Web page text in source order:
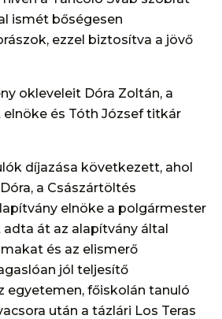
ismét bőségesen
ezzel biztosítva a jövő
okleveleit Dóra Zoltán, a
és Tóth József titkár
díjazása következett, ahol
a Császártöltés
elnöke a polgármester
át az alapítvány által
és az elismerő
jól teljesítő
egyetemen, főiskolán tanuló
után a tázlári Los Teras